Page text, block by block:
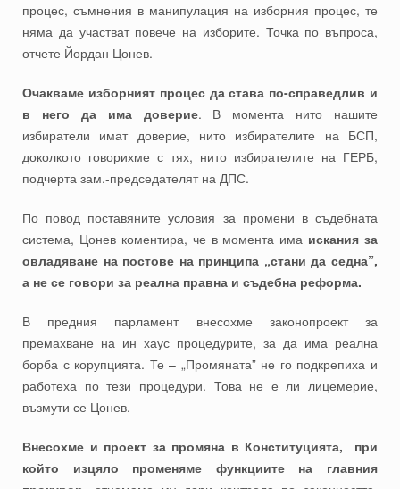
процес, съмнения в манипулация на изборния процес, те
няма да участват повече на изборите. Точка по въпроса,
отчете Йордан Цонев.
Очакваме изборният процес да става по-справедлив и
в него да има доверие. В момента нито нашите
избиратели имат доверие, нито избирателите на БСП,
доколкото говорихме с тях, нито избирателите на ГЕРБ,
подчерта зам.-председателят на ДПС.
По повод поставяните условия за промени в съдебната
система, Цонев коментира, че в момента има искания за
овладяване на постове на принципа „стани да седна”,
а не се говори за реална правна и съдебна реформа.
В предния парламент внесохме законопроект за
премахване на ин хаус процедурите, за да има реална
борба с корупцията. Те – „Промяната” не го подкрепиха и
работеха по тези процедури. Това не е ли лицемерие,
възмути се Цонев.
Внесохме и проект за промяна в Конституцията, при
който изцяло променяме функциите на главния